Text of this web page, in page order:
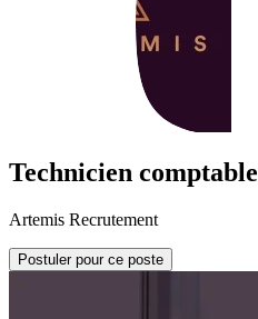
Technicien comptable
Artemis Recrutement
Postuler pour ce poste